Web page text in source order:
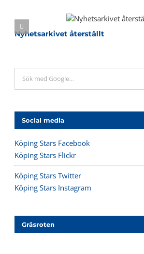
Nyhetsarkivet återställt
Social media
Köping Stars Facebook
Köping Stars Flickr
Köping Stars Twitter
Köping Stars Instagram
Gräsroten